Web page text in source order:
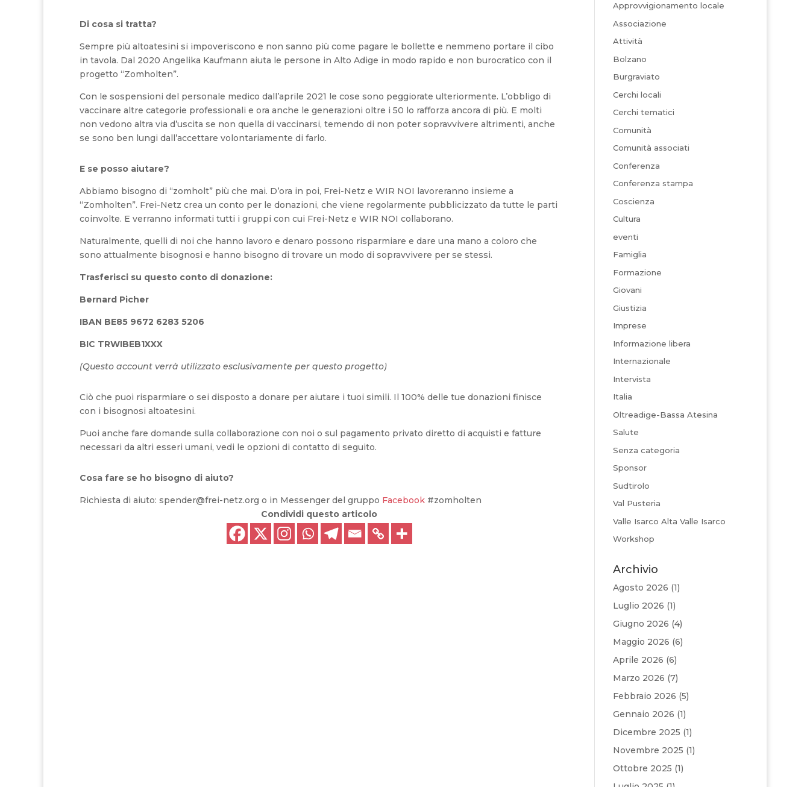
Di cosa si tratta?
Sempre più altoatesini si impoveriscono e non sanno più come pagare le bollette e nemmeno portare il cibo
in tavola. Dal 2020 Angelika Kaufmann aiuta le persone in Alto Adige in modo rapido e non burocratico con il
progetto “Zomholten”.
Con le sospensioni del personale medico dall’aprile 2021 le cose sono peggiorate ulteriormente. L’obbligo di
vaccinare altre categorie professionali e ora anche le generazioni oltre i 50 lo rafforza ancora di più. E molti
non vedono altra via d’uscita se non quella di vaccinarsi, temendo di non poter sopravvivere altrimenti, anche
se sono ben lungi dall’accettare volontariamente di farlo.
E se posso aiutare?
Abbiamo bisogno di “zomholt” più che mai. D’ora in poi, Frei-Netz e WIR NOI lavoreranno insieme a
“Zomholten”. Frei-Netz crea un conto per le donazioni, che viene regolarmente pubblicizzato da tutte le parti
coinvolte. E verranno informati tutti i gruppi con cui Frei-Netz e WIR NOI collaborano.
Naturalmente, quelli di noi che hanno lavoro e denaro possono risparmiare e dare una mano a coloro che
sono attualmente bisognosi e hanno bisogno di trovare un modo di sopravvivere per se stessi.
Trasferisci su questo conto di donazione:
Bernard Picher
IBAN BE85 9672 6283 5206
BIC TRWIBEB1XXX
(Questo account verrà utilizzato esclusivamente per questo progetto)
Ciò che puoi risparmiare o sei disposto a donare per aiutare i tuoi simili. Il 100% delle tue donazioni finisce
con i bisognosi altoatesini.
Puoi anche fare domande sulla collaborazione con noi o sul pagamento privato diretto di acquisti e fatture
necessari da altri esseri umani, vedi le opzioni di contatto di seguito.
Cosa fare se ho bisogno di aiuto?
Richiesta di aiuto: spender@frei-netz.org o in Messenger del gruppo Facebook #zomholten
Condividi questo articolo
Approvvigionamento locale
Associazione
Attività
Bolzano
Burgraviato
Cerchi locali
Cerchi tematici
Comunità
Comunità associati
Conferenza
Conferenza stampa
Coscienza
Cultura
eventi
Famiglia
Formazione
Giovani
Giustizia
Imprese
Informazione libera
Internazionale
Intervista
Italia
Oltreadige-Bassa Atesina
Salute
Senza categoria
Sponsor
Sudtirolo
Val Pusteria
Valle Isarco Alta Valle Isarco
Workshop
Archivio
Agosto 2026 (1)
Luglio 2026 (1)
Giugno 2026 (4)
Maggio 2026 (6)
Aprile 2026 (6)
Marzo 2026 (7)
Febbraio 2026 (5)
Gennaio 2026 (1)
Dicembre 2025 (1)
Novembre 2025 (1)
Ottobre 2025 (1)